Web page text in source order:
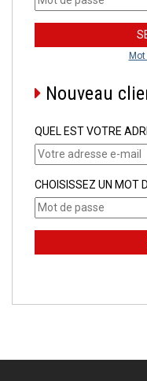
Nouveau
QUEL EST VOTRE
CHOISISSEZ UN MOT